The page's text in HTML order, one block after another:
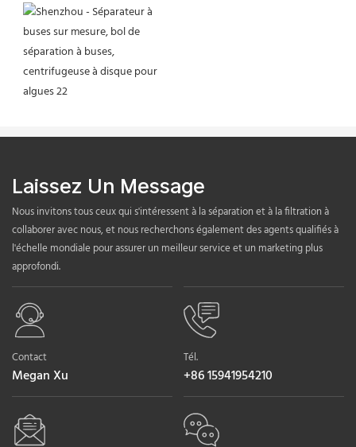
Laissez Un Message
Nous invitons tous ceux qui s'intéressent à la séparation et à la filtration à
collaborer avec nous, et nous recherchons également des agents qualifiés à
l'échelle mondiale pour assurer un meilleur service et un marketing plus
approfondi.
Contact
Megan Xu
Tél.
+86 15941954210